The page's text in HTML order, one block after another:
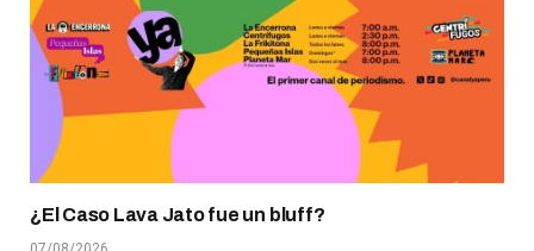
¿El Caso Lava Jato fue un bluff?